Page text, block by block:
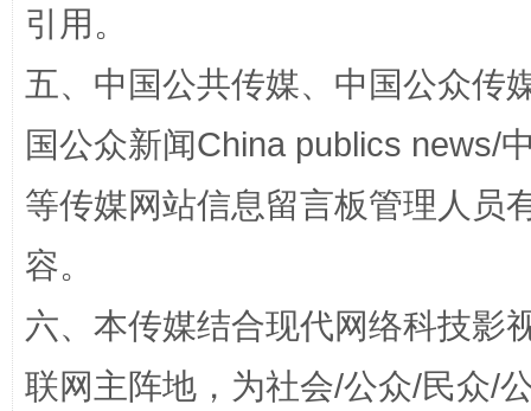
扯下公款旅游的“隐身衣” 如何以
引用。
五、中国公共传媒、中国公众传
国公众新闻China publics news/
等传媒网站信息留言板管理人员
容。
六、本传媒结合现代网络科技影
联网主阵地，为社会/公众/民众/